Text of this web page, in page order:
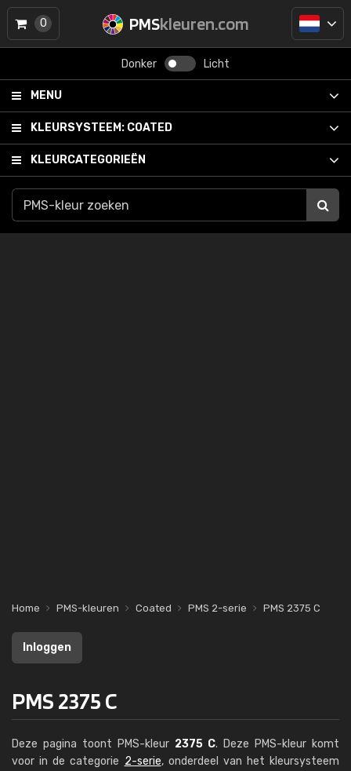
PMSkleuren.com
Donker Licht
MENU
KLEURSYSTEEM: COATED
KLEURCATEGORIEËN
0
Home PMS-kleuren Coated PMS 2-serie PMS 2375 C
Inloggen
PMS 2375 C
Deze pagina toont PMS-kleur 2375 C. Deze PMS-kleur komt
voor in de categorie 2-serie, onderdeel van het kleursysteem